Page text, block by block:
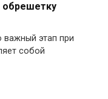
обрешетку
важный этап при
собой